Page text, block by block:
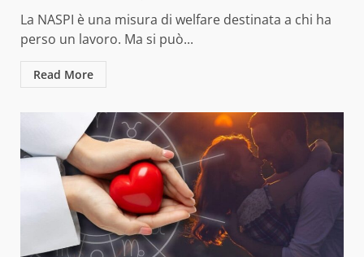
La NASPI è una misura di welfare destinata a chi ha
perso un lavoro. Ma si può...
Read More